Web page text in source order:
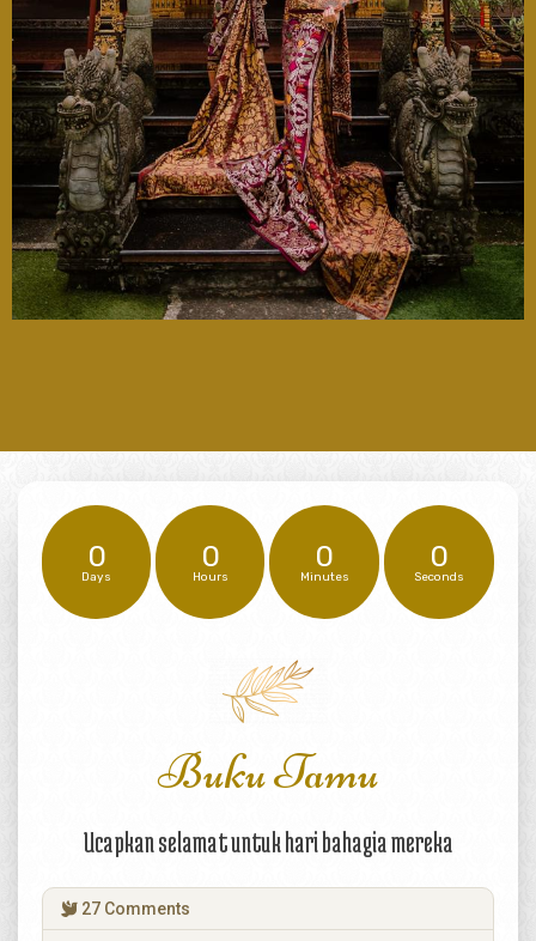
Kpd Bpk/Ibu/Saudara/i
Mohon maaf apabila ada kesalahan penulisan nama
& gelar
Buka Undangan
0
Days
0
Hours
0
Minutes
0
Seconds
Buku Tamu
Ucapkan selamat untuk hari bahagia mereka
27 Comments